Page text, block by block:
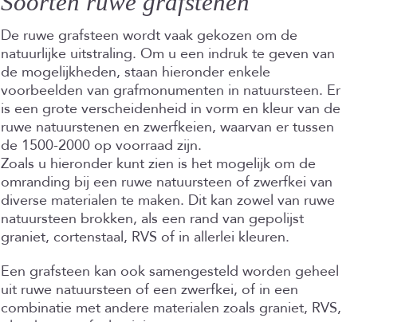
De ruwe grafsteen wordt vaak gekozen om de
natuurlijke uitstraling. Om u een indruk te geven van
de mogelijkheden, staan hieronder enkele
voorbeelden van grafmonumenten in natuursteen. Er
is een grote verscheidenheid in vorm en kleur van de
ruwe natuurstenen en zwerfkeien, waarvan er tussen
de 1500-2000 op voorraad zijn.
Zoals u hieronder kunt zien is het mogelijk om de
omranding bij een ruwe natuursteen of zwerfkei van
diverse materialen te maken. Dit kan zowel van ruwe
natuursteen brokken, als een rand van gepolijst
graniet, cortenstaal, RVS of in allerlei kleuren.
Een grafsteen kan ook samengesteld worden geheel
uit ruwe natuursteen of een zwerfkei, of in een
combinatie met andere materialen zoals graniet, RVS,